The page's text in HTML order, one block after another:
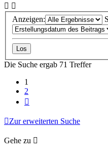
Anzeigen:
Die Suche ergab 71 Treffer
1
2
Zur erweiterten Suche
Gehe zu